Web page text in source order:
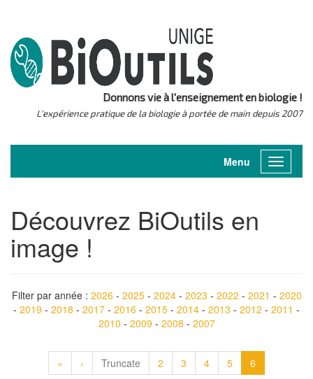
Donnons vie à l'enseignement en biologie !
L'expérience pratique de la biologie à portée de main depuis 2007
Toggle
Menu
Découvrez BiOutils en
image !
Filter par année : 2026 - 2025- 2024- 2023 - 2022 - 2021 - 2020
- 2019 - 2018 - 2017 - 2016 - 2015 - 2014 - 2013 - 2012 - 2011 -
2010 - 2009 - 2008 - 2007
« ‹ Truncate 2 3 4 5 6